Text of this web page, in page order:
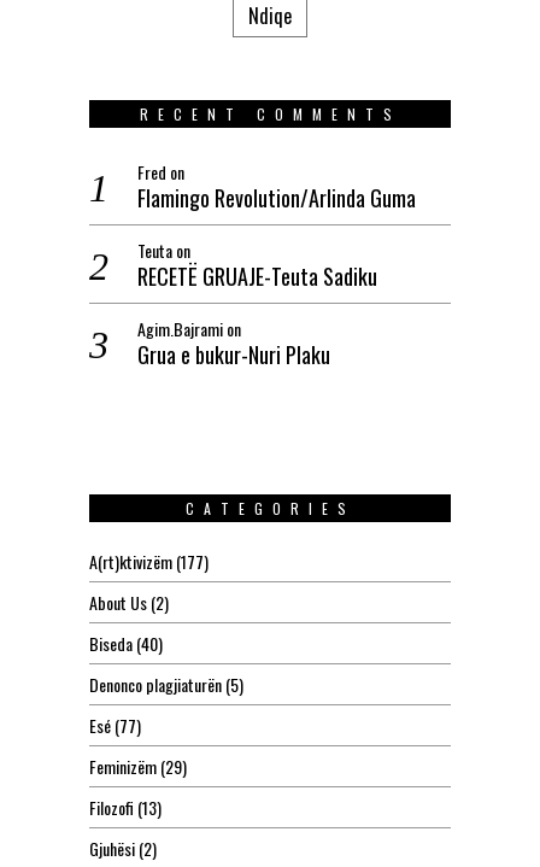
Ndiqe
RECENT COMMENTS
Fred on
Flamingo Revolution/Arlinda Guma
Teutaon
RECETË GRUAJE-Teuta Sadiku
Agim.Bajramion
Grua e bukur-Nuri Plaku
CATEGORIES
A(rt)ktivizëm(177)
About Us(2)
Biseda(40)
Denonco plagjiaturën(5)
Esé(77)
Feminizëm(29)
Filozofi (13)
Gjuhësi(2)